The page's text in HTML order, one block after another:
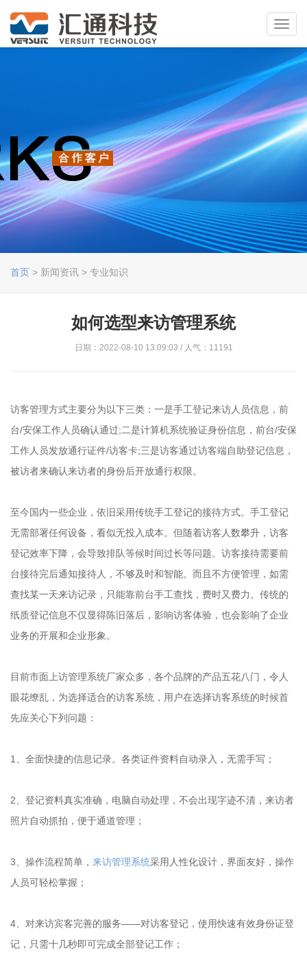
首页 > 新闻资讯 > 专业知识
如何选型来访管理系统
日期：2022-08-10 13:09:03 / 人气：11191
访客管理方式主要分为以下三类：一是手工登记来访人员信息，前
台/安保工作人员确认通过;二是计算机系统验证身份信息，前台/安保
工作人员发放通行证件/访客卡;三是访客通过访客端自助登记信息，
被访者来确认来访者的身份后开放通行权限。
至今国内一些企业，依旧采用传统手工登记的接待方式。手工登记
无需部署任何设备，看似无投入成本。但随着访客人数攀升，访客
登记效率下降，会导致排队等候时间过长等问题。访客接待需要前
台接待完后通知接待人，不够及时和智能。而且不方便管理，如需
查找某一天来访记录，只能靠前台手工查找，费时又费力。传统的
纸质登记信息不仅显得陈旧落后，影响访客体验，也会影响了企业
业务的开展和企业形象。
目前市面上访管理系统厂家众多，各个品牌的产品五花八门，令人
眼花缭乱，为选择适合的访客系统，用户在选择访客系统的时候首
先应关心下列问题：
1、全面快捷的信息记录。各类证件资料自动录入，无需手写；
2、登记资料真实准确，电脑自动处理，不会出现字迹不清，来访者
照片自动抓拍，便于通道管理；
3、操作流程简单， 来访管理系统采用人性化设计，界面友好，操作
人员可轻松掌握；
4、对来访宾客完善的服务——对访客登记，使用快速有效身份证登
记，只需十几秒即可完成全部登记工作；